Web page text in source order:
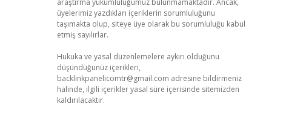
araştırma yükümlülüğümüz bulunmamaktadır. Ancak,
üyelerimiz yazdıkları içeriklerin sorumluluğunu
taşımakta olup, siteye üye olarak bu sorumluluğu kabul
etmiş sayılırlar.
Hukuka ve yasal düzenlemelere aykırı olduğunu
düşündüğünüz içerikleri,
backlinkpanelicomtr@gmail.com adresine bildirmeniz
halinde, ilgili içerikler yasal süre içerisinde sitemizden
kaldırılacaktır.